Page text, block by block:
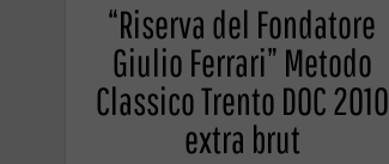
“Riserva del Fondatore
Giulio Ferrari” Metodo
Classico Trento DOC 2010
extra brut